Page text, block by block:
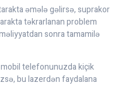
əmələ gəlirsə, suprakor
təkrarlanan problem
sonra tamamilə
telefonunuzda kiçik
bu lazerdən faydalana